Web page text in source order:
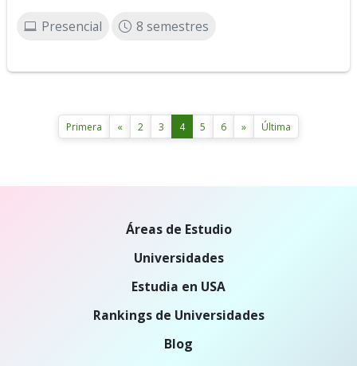
Presencial 8 semestres
Primera « 2 3 4 5 6 » Última
Áreas de Estudio
Universidades
Estudia en USA
Rankings de Universidades
Blog